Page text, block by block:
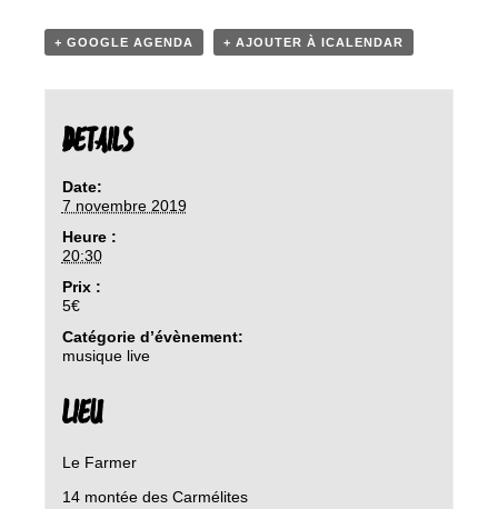
+ GOOGLE AGENDA + AJOUTER À ICALENDAR
DETAILS
Date:
7 novembre 2019
Heure :
20:30
Prix :
5€
Catégorie d’évènement:
musique live
LIEU
Le Farmer
14 montée des Carmélites